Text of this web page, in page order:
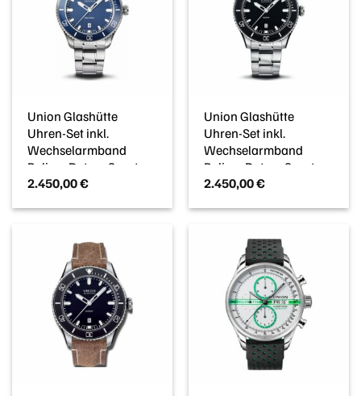
Union Glashütte
Uhren-Set inkl.
Wechselarmband
Belisar Datum Sport
D0099071104700
2.450,00€
Union Glashütte
Uhren-Set inkl.
Wechselarmband
Belisar Datum Sport
D0099071105700
2.450,00€